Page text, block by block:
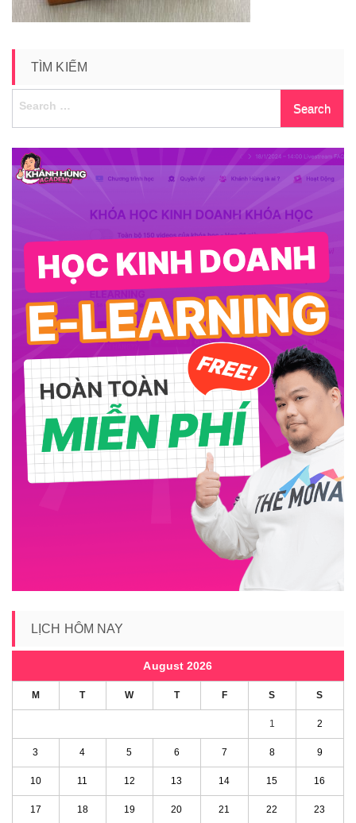
TÌM KIẾM
Search
LỊCH HÔM NAY
August 2026
M T W T F S S
1 2
3 4 5 6 7 8 9
10 11 12 13 14 15 16
17 18 19 20 21 22 23